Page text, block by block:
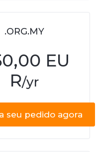
.ORG.MY
EU
R/yr
seu pedido agora